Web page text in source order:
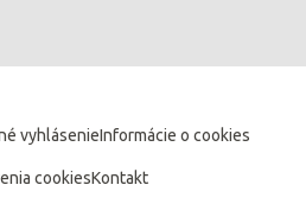
vyhlásenieInformácie o cookies
cookiesKontakt